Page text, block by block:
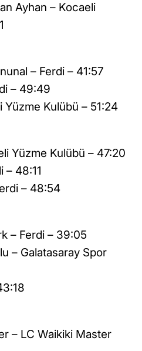
Ayhan – Kocaeli
– Ferdi – 41:57
– 49:49
Yüzme Kulübü – 51:24
Yüzme Kulübü – 47:20
– 48:11
– 48:54
– Ferdi – 39:05
– Galatasaray Spor
– LC Waikiki Master